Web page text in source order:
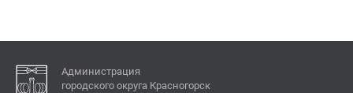
Администрация
городского округа Красногорск